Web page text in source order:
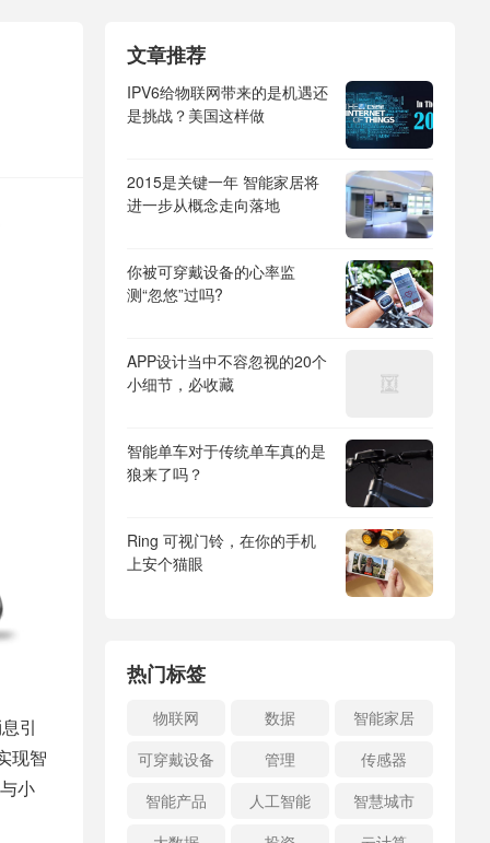
引
现智
小
文章推荐
IPV6给物联网带来的是机遇还
是挑战？美国这样做
2015是关键一年 智能家居将
进一步从概念走向落地
你被可穿戴设备的心率监
测“忽悠”过吗?
APP设计当中不容忽视的20个
小细节，必收藏
智能单车对于传统单车真的是
狼来了吗？
Ring 可视门铃，在你的手机
上安个猫眼
热门标签
物联网 数据
智能家居
可穿戴设备
管理
传感器
智能产品
人工智能
智慧城市